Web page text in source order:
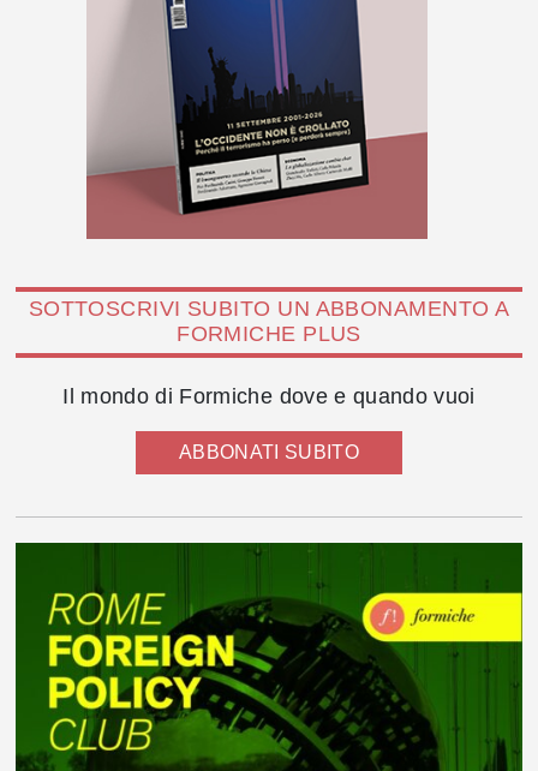
SOTTOSCRIVI SUBITO UN ABBONAMENTO A
FORMICHE PLUS
Il mondo di Formiche dove e quando vuoi
ABBONATI SUBITO